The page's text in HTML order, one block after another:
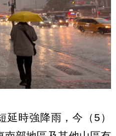
延時強降雨，今（5）